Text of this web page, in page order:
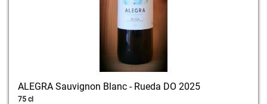
ALEGRA Sauvignon Blanc - Rueda DO 2025
75 cl